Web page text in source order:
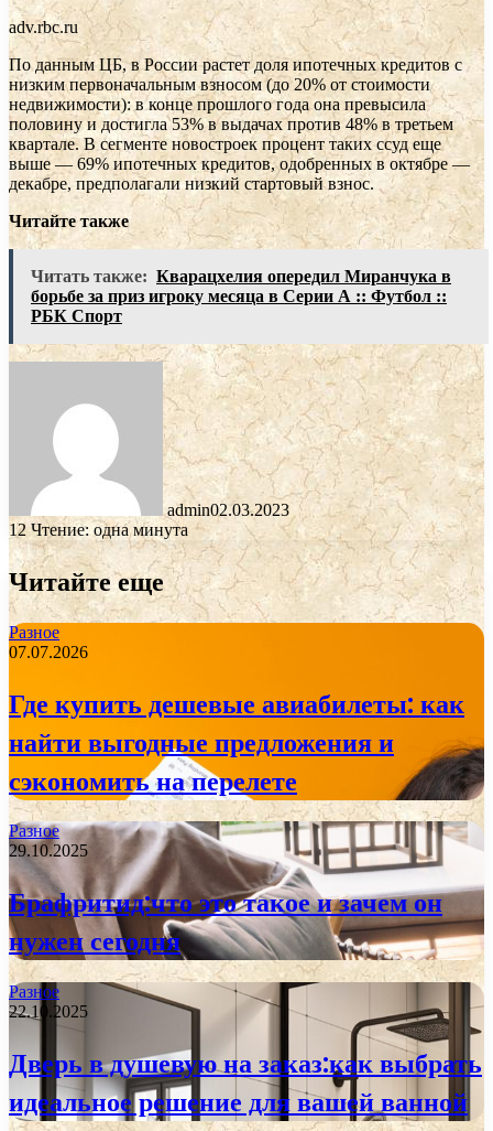
adv.rbc.ru
По данным ЦБ, в России растет доля ипотечных кредитов с
низким первоначальным взносом (до 20% от стоимости
недвижимости): в конце прошлого года она превысила
половину и достигла 53% в выдачах против 48% в третьем
квартале. В сегменте новостроек процент таких ссуд еще
выше — 69% ипотечных кредитов, одобренных в октябре —
декабре, предполагали низкий стартовый взнос.
Читайте также
Читать также: Кварацхелия опередил Миранчука в
борьбе за приз игроку месяца в Серии А :: Футбол ::
РБК Спорт
admin02.03.2023
12Чтение: одна минута
Читайте еще
Разное
07.07.2026
Где купить дешевые авиабилеты: как
найти выгодные предложения и
сэкономить на перелете
Разное
29.10.2025
Брафритид:что это такое и зачем он
нужен сегодня
Разное
22.10.2025
Дверь в душевую на заказ:как выбрать
идеальное решение для вашей ванной